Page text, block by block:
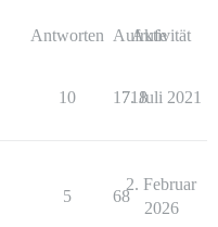
Antworten Aufrufe
Aktivität
10 1718
7. Juli 2021
5 68
2. Februar
2026